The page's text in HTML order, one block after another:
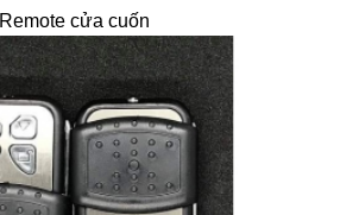
Remote cửa cuốn